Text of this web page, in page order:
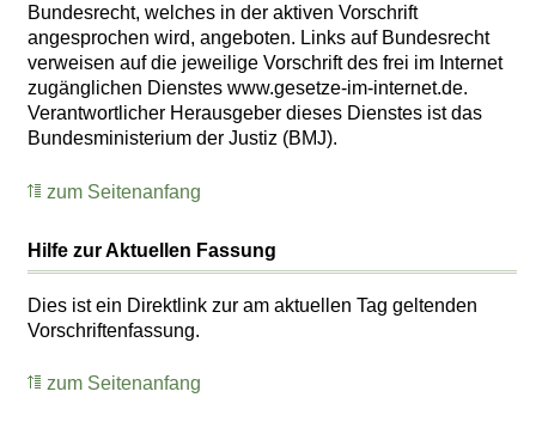
Bundesrecht, welches in der aktiven Vorschrift
angesprochen wird, angeboten. Links auf Bundesrecht
verweisen auf die jeweilige Vorschrift des frei im Internet
zugänglichen Dienstes www.gesetze-im-internet.de.
Verantwortlicher Herausgeber dieses Dienstes ist das
Bundesministerium der Justiz (BMJ).
zum Seitenanfang
Hilfe zur Aktuellen Fassung
Dies ist ein Direktlink zur am aktuellen Tag geltenden
Vorschriftenfassung.
zum Seitenanfang